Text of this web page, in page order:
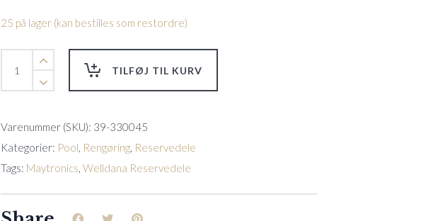
25 på lager (kan bestilles som restordre)
E10(249,
quantity
TILFØJ TIL KURV
Varenummer (SKU): 39-330045
Kategorier: Pool, Rengøring, Reservedele
Tags: Maytronics, Welldana Reservedele